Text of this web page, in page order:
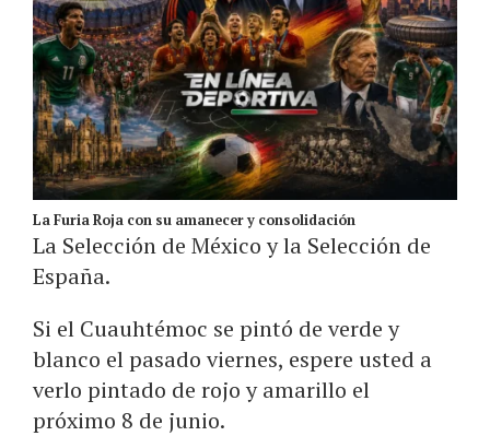
La Furia Roja con su amanecer y consolidación
La Selección de México y la Selección de
España.
Si el Cuauhtémoc se pintó de verde y
blanco el pasado viernes, espere usted a
verlo pintado de rojo y amarillo el
próximo 8 de junio.